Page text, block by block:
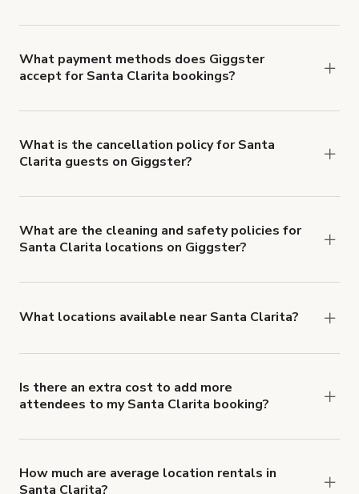
What payment methods does Giggster
accept for Santa Clarita bookings?
What is the cancellation policy for Santa
Clarita guests on Giggster?
cancellation and refund policy
What are the cleaning and safety policies for
Santa Clarita locations on Giggster?
health and safety requirements for both hosts
19 Health & Safety Measures.
What locations available near Santa Clarita?
and narrow things down with the 'Filter' option.
Is there an extra cost to add more
attendees to my Santa Clarita booking?
for $3 000 USD/hr, the price per person is $600
How much are average location rentals in
Santa Clarita?